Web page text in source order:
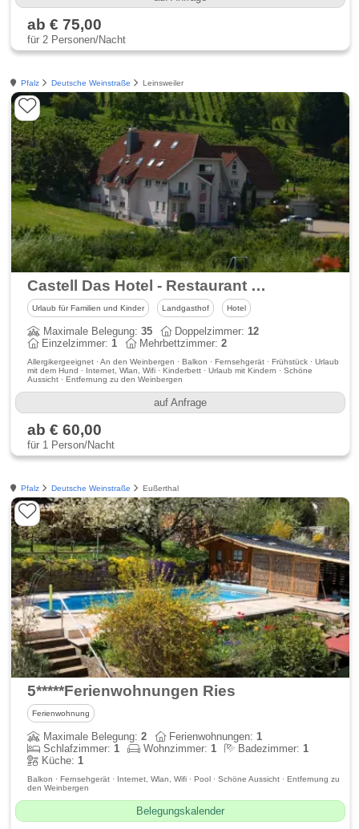
ab € 75,00
für 2 Personen/Nacht
Pfalz Deutsche Weinstraße Leinsweiler
Castell Das Hotel - Restaurant für Wanderer und Feinschmecker
Urlaub für Familien und Kinder Landgasthof Hotel
Maximale Belegung:35 Doppelzimmer:12
Einzelzimmer:1 Mehrbettzimmer:2
Allergikergeeignet · An den Weinbergen · Balkon · Fernsehgerät · Frühstück · Urlaub
mit dem Hund · Internet, Wlan, Wifi · Kinderbett · Urlaub mit Kindern · Schöne
Aussicht · Entfernung zu den Weinbergen
auf Anfrage
ab € 60,00
für 1 Person/Nacht
Pfalz Deutsche Weinstraße Eußerthal
5*****Ferienwohnungen Ries
Ferienwohnung
Maximale Belegung:2 Ferienwohnungen:1
Schlafzimmer:1 Wohnzimmer:1 Badezimmer:1
Küche:1
Balkon · Fernsehgerät · Internet, Wlan, Wifi · Pool · Schöne Aussicht · Entfernung zu
den Weinbergen
Belegungskalender